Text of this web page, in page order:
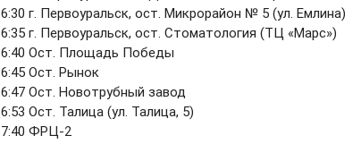
6:30 г. Первоуральск, ост. Микрорайон № 5 (ул. Емлина)
6:35 г. Первоуральск, ост. Стоматология (ТЦ «Марс»)
6:40 Ост. Площадь Победы
6:45 Ост. Рынок
6:47 Ост. Новотрубный завод
6:53 Ост. Талица (ул. Талица, 5)
7:40 ФРЦ-2